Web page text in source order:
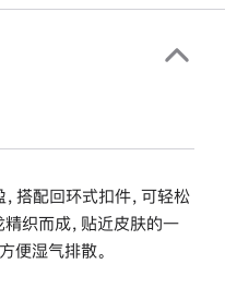
搭配回环式扣件，可轻松
织而成，贴近皮肤的一
便湿气排散。